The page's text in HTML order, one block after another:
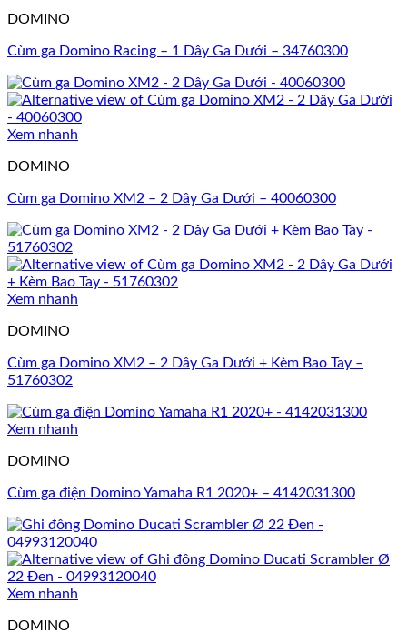
DOMINO
Cùm ga Domino Racing – 1 Dây Ga Dưới – 34760300
Xem nhanh
DOMINO
Cùm ga Domino XM2 – 2 Dây Ga Dưới – 40060300
Xem nhanh
DOMINO
Cùm ga Domino XM2 – 2 Dây Ga Dưới + Kèm Bao Tay –
51760302
Xem nhanh
DOMINO
Cùm ga điện Domino Yamaha R1 2020+ – 4142031300
Xem nhanh
DOMINO